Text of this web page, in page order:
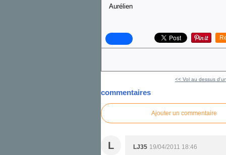
Aurélien
<< Vol au dessus
commentaires
Ajouter un commentaire
L LJ35 19/04/2011 18:46